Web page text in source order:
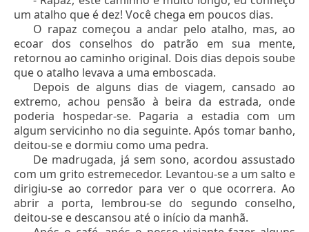
um atalho que é dez! Você chega em poucos dias.
O rapaz começou a andar pelo atalho, mas, ao
ecoar dos conselhos do patrão em sua mente,
retornou ao caminho original. Dois dias depois soube
que o atalho levava a uma emboscada.
Depois de alguns dias de viagem, cansado ao
extremo, achou pensão à beira da estrada, onde
poderia hospedar-se. Pagaria a estadia com um
algum servicinho no dia seguinte. Após tomar banho,
deitou-se e dormiu como uma pedra.
De madrugada, já sem sono, acordou assustado
com um grito estremecedor. Levantou-se a um salto e
dirigiu-se ao corredor para ver o que ocorrera. Ao
abrir a porta, lembrou-se do segundo conselho,
deitou-se e descansou até o início da manhã.